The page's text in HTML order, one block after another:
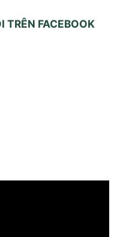
TRÊN FACEBOOK